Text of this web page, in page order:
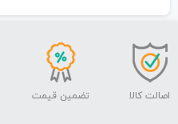
اصالت کالا تضمین قیمت